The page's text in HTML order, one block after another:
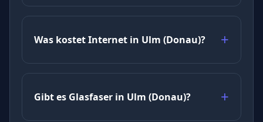
Was kostet Internet in Ulm (Donau)?
Gibt es Glasfaser in Ulm (Donau)?